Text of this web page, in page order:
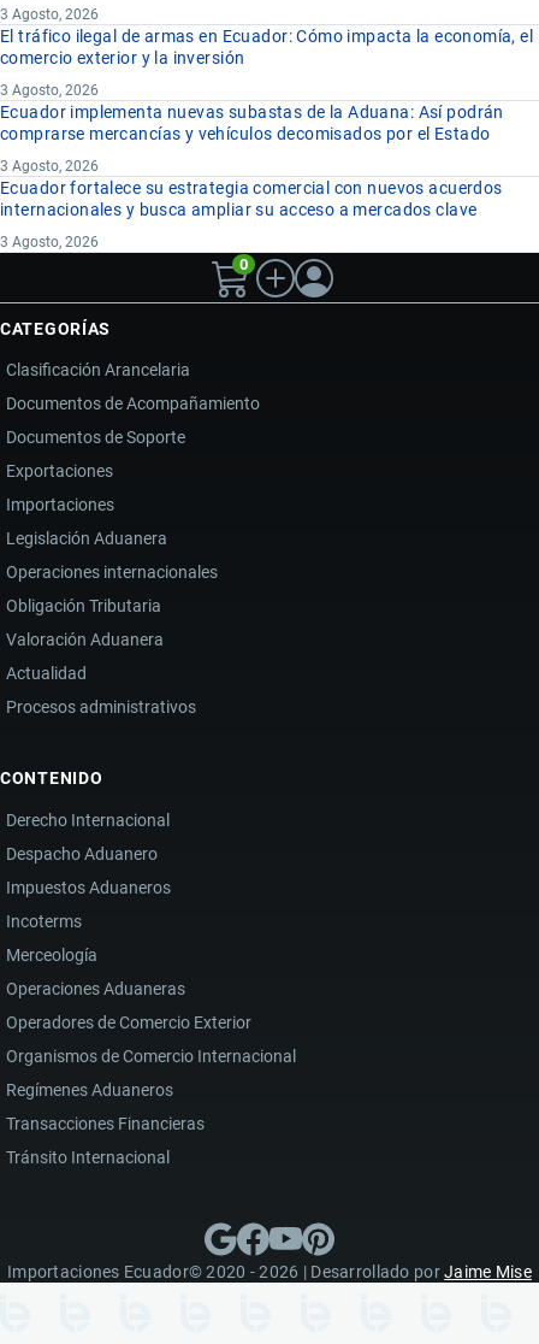
3 Agosto, 2026
El tráfico ilegal de armas en Ecuador: Cómo impacta la economía, el
comercio exterior y la inversión
3 Agosto, 2026
Ecuador implementa nuevas subastas de la Aduana: Así podrán
comprarse mercancías y vehículos decomisados por el Estado
3 Agosto, 2026
Ecuador fortalece su estrategia comercial con nuevos acuerdos
internacionales y busca ampliar su acceso a mercados clave
3 Agosto, 2026
0
CATEGORÍAS
Clasificación Arancelaria
Documentos de Acompañamiento
Documentos de Soporte
Exportaciones
Importaciones
Legislación Aduanera
Operaciones internacionales
Obligación Tributaria
Valoración Aduanera
Actualidad
Procesos administrativos
CONTENIDO
Derecho Internacional
Despacho Aduanero
Impuestos Aduaneros
Incoterms
Merceología
Operaciones Aduaneras
Operadores de Comercio Exterior
Organismos de Comercio Internacional
Regímenes Aduaneros
Transacciones Financieras
Tránsito Internacional
Importaciones Ecuador© 2020 - 2026 | Desarrollado porJaime Mise